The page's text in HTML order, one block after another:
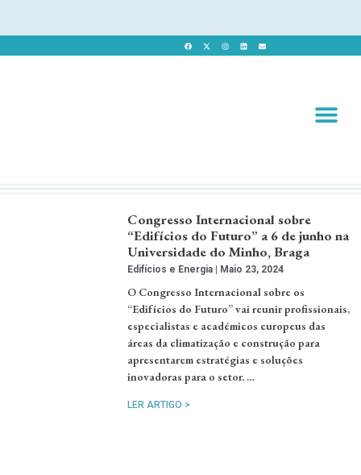
Congresso Internacional sobre
“Edifícios do Futuro” a 6 de junho na
Universidade do Minho, Braga
Edifícios e Energia Maio 23, 2024
O Congresso Internacional sobre os
“Edifícios do Futuro” vai reunir profissionais,
especialistas e académicos europeus das
áreas da climatização e construção para
apresentarem estratégias e soluções
inovadoras para o setor. …
LER ARTIGO >